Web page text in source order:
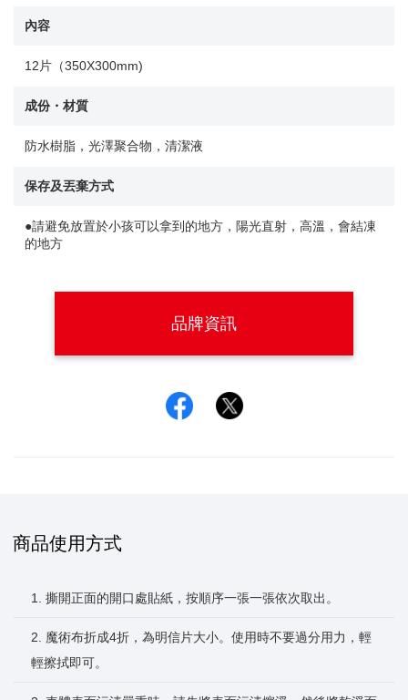
內容
12片（350X300mm)
成份・材質
防水樹脂，光澤聚合物，清潔液
保存及丟棄方式
●請避免放置於小孩可以拿到的地方，陽光直射，高溫，會結凍
的地方
品牌資訊
Facebook
商品使用方式
1. 撕開正面的開口處貼紙，按順序一張一張依次取出。
2. 魔術布折成4折，為明信片大小。使用時不要過分用力，輕
輕擦拭即可。